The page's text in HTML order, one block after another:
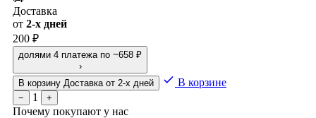
Доставка
от 2-х дней
200 ₽
долями 4 платежа по ~658 ₽
›
В корзину Доставка от 2-х дней В корзине
− 1 +
Почему покупают у нас